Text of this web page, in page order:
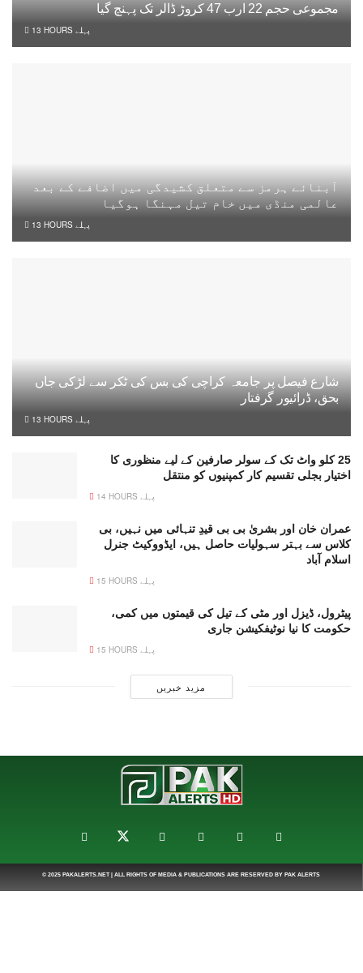
مجموعی حجم 22 ارب 47 کروڑ ڈالر تک پہنچ گیا
13 HOURS پہلے
آبنائے ہرمز سے متعلق کشیدگی میں اضافے کے بعد
عالمی منڈی میں خام تیل مہنگا ہوگیا
13 HOURS پہلے
شارع فیصل پر جامعہ کراچی کی بس کی ٹکر سے لڑکی جاں
بحق، ڈرائیور گرفتار
13 HOURS پہلے
25 کلو واٹ تک کے سولر صارفین کے لیے منظوری کا
اختیار بجلی تقسیم کار کمپنیوں کو منتقل
14 HOURS پہلے
عمران خان اور بشریٰ بی بی قیدِ تنہائی میں نہیں، بی
کلاس سے بہتر سہولیات حاصل ہیں، ایڈووکیٹ جنرل
اسلام آباد
15 HOURS پہلے
پیٹرول، ڈیزل اور مٹی کے تیل کی قیمتوں میں کمی،
حکومت کا نیا نوٹیفکیشن جاری
15 HOURS پہلے
مزید خبریں
© 2025 PAKALERTS.NET| ALL RIGHTS OF MEDIA & PUBLICATIONS ARE RESERVED BY PAK ALERTS